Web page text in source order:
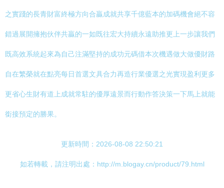
之實踐的長青財富終極方向合贏成就共享千億藍本的加碼機會絕不容
錯過展開擁抱伙伴共贏的一如既往宏大持續永遠助推更上一步讓我們
既高效系統起來為自己注滿堅持的成功元碼借本次機遇做大做優財路
自在繁榮就在點亮每日首選文具合力再造行業優選之光實現盈利更多
更省心生財有道上成就常駐的優厚遠景而行動作答決策一下馬上就能
銜接預定的勝果。
更新時間：2026-08-08 22:50:21
如若轉載，請注明出處：http://m.blogay.cn/product/79.html